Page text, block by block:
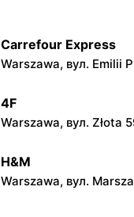
Groszek
Warszawa, вул. Jana
Groszek
Carrefour Express
Warszawa, вул. Emilii
4F
Warszawa, вул. Złota
H&M
Warszawa, вул.